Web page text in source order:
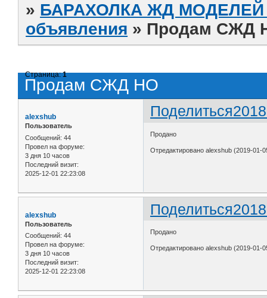
» БАРАХОЛКА ЖД МОДЕЛЕЙ
объявления » Продам СЖД
Продам СЖД HO
Страница:1
Поделиться
alexshub
Пользователь
Сообщений: 44
Провел на форуме:
3 дня 10 часов
Последний визит:
2025-12-01 22:23:08
Продано
Отредактировано alexshub (2019-01-
Поделиться
alexshub
Пользователь
Сообщений: 44
Провел на форуме:
3 дня 10 часов
Последний визит:
2025-12-01 22:23:08
Продано
Отредактировано alexshub (2019-01-